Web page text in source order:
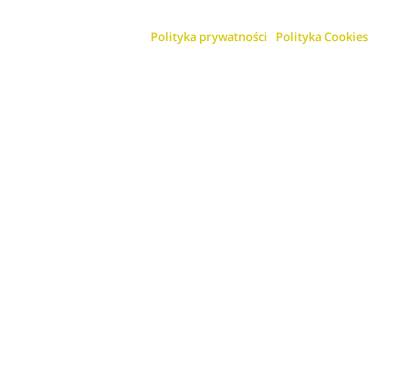
Polityka prywatności Polityka Cookies